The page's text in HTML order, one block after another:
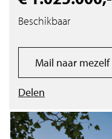
Beschikbaar
Mail naar mezelf
Delen